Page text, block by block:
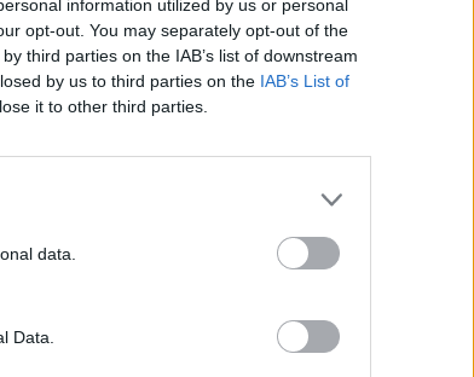
information utilized by us or personal
opt-out. You may separately opt-out of the
third parties on the IAB’s list of downstream
by us to third parties on the IAB’s List of
it to other third parties.
data.
Data.